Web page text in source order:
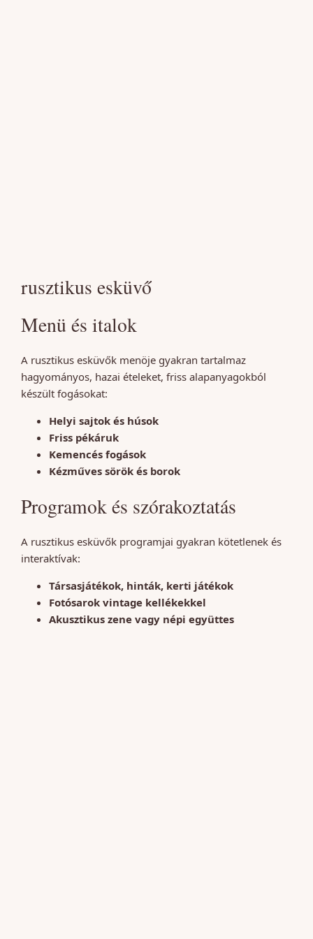
rusztikus esküvő
Menü és italok
A rusztikus esküvők menöje gyakran tartalmaz
hagyományos, hazai ételeket, friss alapanyagokból
készült fogásokat:
Helyi sajtok és húsok
Friss pékáruk
Kemencés fogások
Kézműves sörök és borok
Programok és szórakoztatás
A rusztikus esküvők programjai gyakran kötetlenek és
interaktívak:
Társasjátékok, hinták, kerti játékok
Fotósarok vintage kellékekkel
Akusztikus zene vagy népi együttes